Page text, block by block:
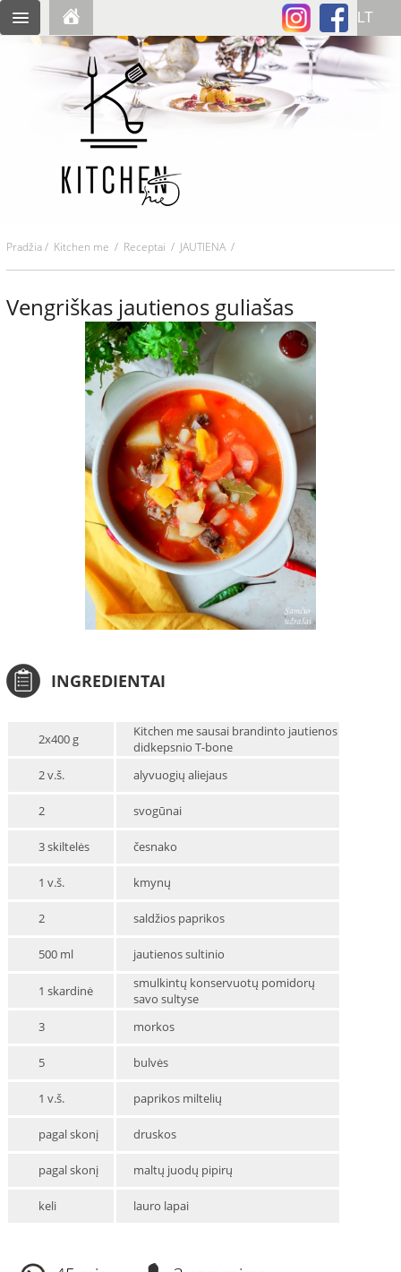
Pradžia/ Kitchen me / Receptai / JAUTIENA /
Vengriškas jautienos guliašas
INGREDIENTAI
2x400 g
Kitchen me sausai brandinto jautienos
didkepsnio T-bone
2 v.š.
alyvuogių aliejaus
2 svogūnai
3 skiltelės česnako
1 v.š. kmynų
2 saldžios paprikos
500 ml jautienos sultinio
1 skardinė
smulkintų konservuotų pomidorų
savo sultyse
3
morkos
5 bulvės
1 v.š. paprikos miltelių
pagal skonį druskos
pagal skonį maltų juodų pipirų
keli lauro lapai